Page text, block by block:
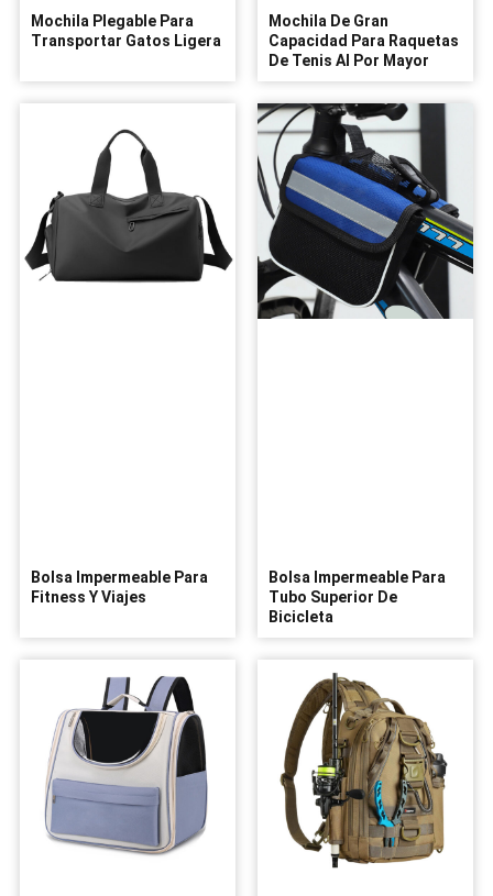
Mochila Plegable Para
Transportar Gatos Ligera
Mochila De Gran
Capacidad Para Raquetas
De Tenis Al Por Mayor
Bolsa Impermeable Para
Fitness Y Viajes
Bolsa Impermeable Para
Tubo Superior De
Bicicleta